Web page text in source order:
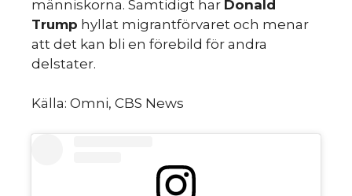
människorna. Samtidigt har Donald
Trump hyllat migrantförvaret och menar
att det kan bli en förebild för andra
delstater.
Källa: Omni, CBS News